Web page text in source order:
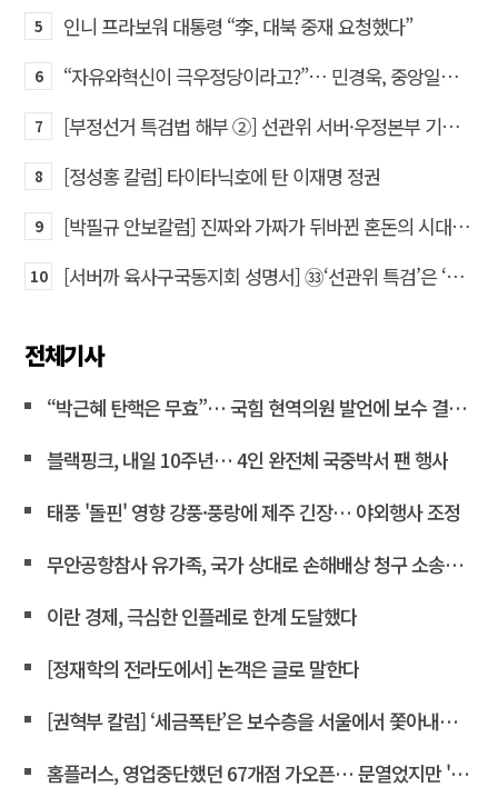
5 인니 프라보워 대통령 “李, 대북 중재 요청했다”
6 “자유와혁신이 극우정당이라고?”… 민경욱, 중앙일보 직격
7 [부정선거 특검법 해부 ②] 선관위 서버·우정본부 기록까지…‘증거를 끌어오는 칼’
8 [정성홍 칼럼] 타이타닉호에 탄 이재명 정권
9 [박필규 안보칼럼] 진짜와 가짜가 뒤바뀐 혼돈의 시대, 안보 파탄은 막아야
10 [서버까 육사구국동지회 성명서] ㉝‘선관위 특검’은 ‘부정선거 특검’으로 명명하고 박주현 변호사를 ‘특검’으로 임명하라!
전체기사
“박근혜 탄핵은 무효”… 국힘 현역의원 발언에 보수 결집 목소리 고조
블랙핑크, 내일 10주년… 4인 완전체 국중박서 팬 행사
태풍 '돌핀' 영향 강풍·풍랑에 제주 긴장… 야외행사 조정
무안공항참사 유가족, 국가 상대로 손해배상 청구 소송한다
이란 경제, 극심한 인플레로 한계 도달했다
[정재학의 전라도에서] 논객은 글로 말한다
[권혁부 칼럼] ‘세금폭탄’은 보수층을 서울에서 쫓아내려는 계획
홈플러스, 영업중단했던 67개점 가오픈… 문열었지만 '텅빈 매대'